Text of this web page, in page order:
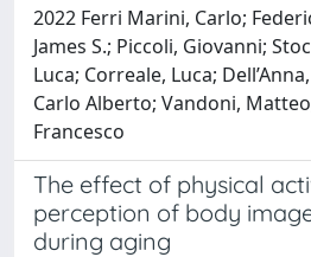
2022 Ferri Marini, Carlo;
James S.; Piccoli, Giovanni;
Luca; Correale, Luca;
Carlo Alberto; Vandoni,
Francesco
The effect of physical
perception of body
during aging